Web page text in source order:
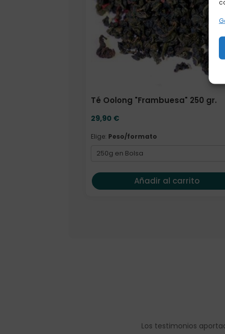
Té Oolong "Frambuesa" 250 gr.
29,90 €
Elige: Peso/formato
Añadir al carrito
Los testimonios